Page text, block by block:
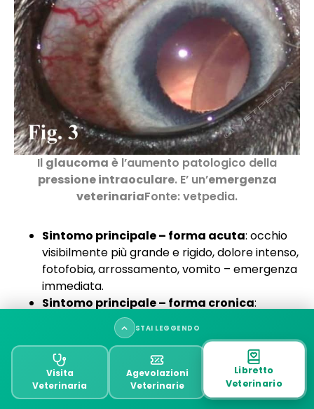
Il glaucoma è l’aumento patologico della
pressione intraoculare. E’ un’emergenza
veterinariaFonte: vetpedia.
Sintomo principale – forma acuta: occhio
visibilmente più grande e rigido, dolore intenso,
fotofobia, arrossamento, vomito – emergenza
immediata.
Sintomo principale – forma cronica:
aumento progressivo delle dimensioni del
bulbo (buftalmo), riduzione visiva graduale,
assenza di dolore evidente.
Razze più colpite (glaucoma primario)
Husky Siberiano, Basset Hound, Cocker Spaniel
Americano, Shiba Inu, Chow Chow, Shar Pei.
STAI LEGGENDO
Riepilogo: cause e le cure per le malattie dell’occhio
del cane
Visita
Veterinaria
Agevolazioni
Veterinarie
Libretto
Veterinario